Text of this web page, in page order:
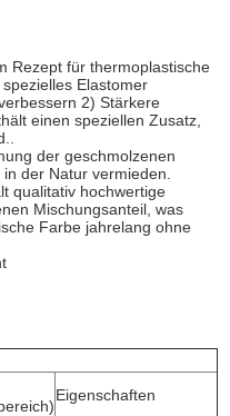
Rezept für thermoplastische
Elastomer
2) Stärkere
einen speziellen Zusatz,
der geschmolzenen
der Natur vermieden.
qualitativ hochwertige
Mischungsanteil, was
Farbe jahrelang ohne
Eigenschaften